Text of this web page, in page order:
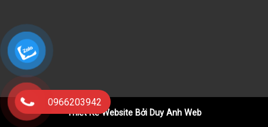
0966203942
Thiết Kế Website Bởi Duy Anh Web